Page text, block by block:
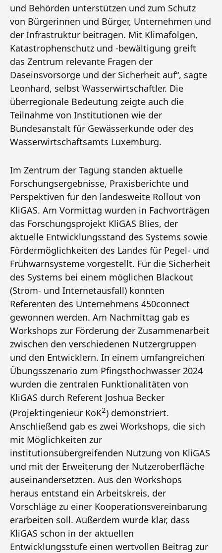
und Behörden unterstützen und zum Schutz
von Bürgerinnen und Bürger, Unternehmen und
der Infrastruktur beitragen. Mit Klimafolgen,
Katastrophenschutz und -bewältigung greift
das Zentrum relevante Fragen der
Daseinsvorsorge und der Sicherheit auf“, sagte
Leonhard, selbst Wasserwirtschaftler. Die
überregionale Bedeutung zeigte auch die
Teilnahme von Institutionen wie der
Bundesanstalt für Gewässerkunde oder des
Wasserwirtschaftsamts Luxemburg.
Im Zentrum der Tagung standen aktuelle
Forschungsergebnisse, Praxisberichte und
Perspektiven für den landesweite Rollout von
KliGAS. Am Vormittag wurden in Fachvorträgen
das Forschungsprojekt KliGAS Blies, der
aktuelle Entwicklungsstand des Systems sowie
Fördermöglichkeiten des Landes für Pegel- und
Frühwarnsysteme vorgestellt. Für die Sicherheit
des Systems bei einem möglichen Blackout
(Strom- und Internetausfall) konnten
Referenten des Unternehmens 450connect
gewonnen werden. Am Nachmittag gab es
Workshops zur Förderung der Zusammenarbeit
zwischen den verschiedenen Nutzergruppen
und den Entwicklern. In einem umfangreichen
Übungsszenario zum Pfingsthochwasser 2024
wurden die zentralen Funktionalitäten von
KliGAS durch Referent Joshua Becker
(Projektingenieur KoK2) demonstriert.
Anschließend gab es zwei Workshops, die sich
mit Möglichkeiten zur
institutionsübergreifenden Nutzung von KliGAS
und mit der Erweiterung der Nutzeroberfläche
auseinandersetzten. Aus den Workshops
heraus entstand ein Arbeitskreis, der
Vorschläge zu einer Kooperationsvereinbarung
erarbeiten soll. Außerdem wurde klar, dass
KliGAS schon in der aktuellen
Entwicklungsstufe einen wertvollen Beitrag zur